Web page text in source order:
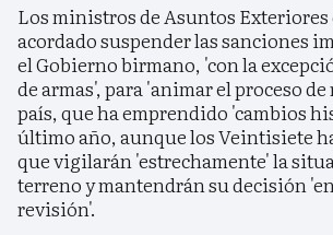
Los ministros de Asuntos Exteriores
acordado suspender las sanciones
el Gobierno birmano, 'con la
de armas', para 'animar el proceso
país, que ha emprendido 'cambios
último año, aunque los Veintisiete
que vigilarán 'estrechamente' la
terreno y mantendrán su decisión
revisión'.